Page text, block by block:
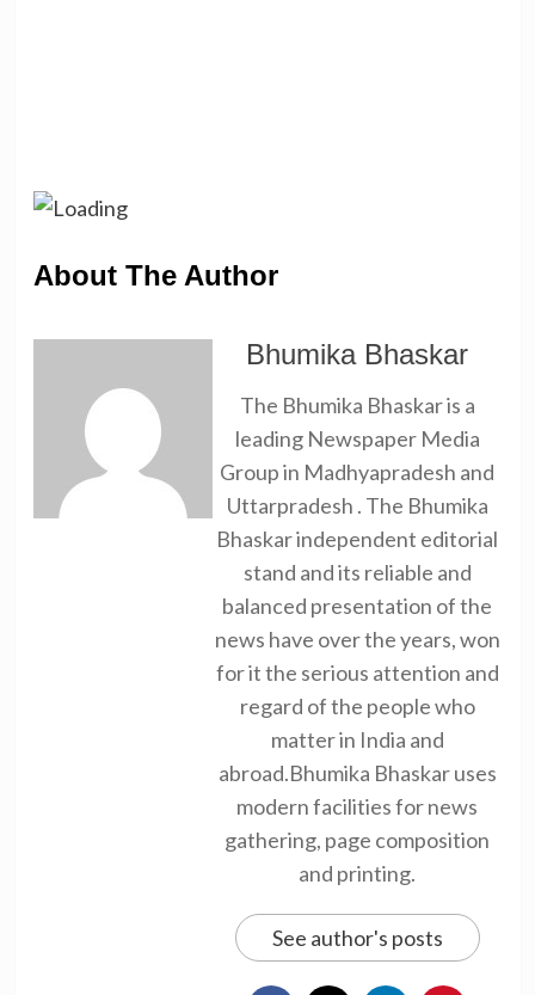
About The Author
Bhumika Bhaskar
The Bhumika Bhaskar is a
leading Newspaper Media
Group in Madhyapradesh and
Uttarpradesh . The Bhumika
Bhaskar independent editorial
stand and its reliable and
balanced presentation of the
news have over the years, won
for it the serious attention and
regard of the people who
matter in India and
abroad.Bhumika Bhaskar uses
modern facilities for news
gathering, page composition
and printing.
See author's posts